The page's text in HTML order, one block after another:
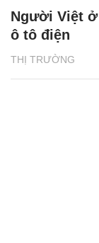
THỊ TRƯỜNG
Người Việt
ô tô điện